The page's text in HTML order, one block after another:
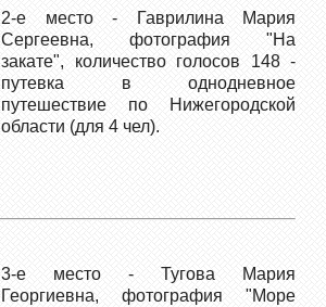
2-е место - Гаврилина Мария
Сергеевна, фотография "На
закате", количество голосов 148 -
путевка в однодневное
путешествие по Нижегородской
области (для 4 чел).
3-е место - Тугова Мария
Георгиевна, фотография "Море